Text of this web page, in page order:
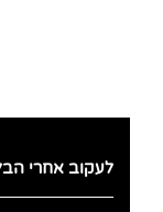
לעקוב אחרי